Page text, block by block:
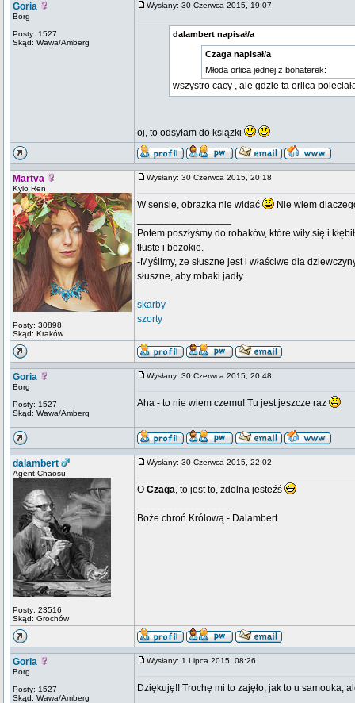
Goria
Borg
Posty: 1527
Skąd: Wawa/Amberg
Wysłany: 30 Czerwca 2015, 19:07
dalambert napisał/a
Czaga napisał/a
Młoda orlica jednej z bohaterek:
wszystro cacy , ale gdzie ta orlica
oj, to odsyłam do książki
Martva
Kylo Ren
Posty: 30898
Skąd: Kraków
Wysłany: 30 Czerwca 2015, 20:18
W sensie, obrazka nie widać
Nie wiem
Potem poszłyśmy do robaków, które wiły się i
tłuste i bezokie.
-Myślimy, ze słuszne jest i właściwe dla
słuszne, aby robaki jadły.
skarby
szorty
Goria
Borg
Posty: 1527
Skąd: Wawa/Amberg
Wysłany: 30 Czerwca 2015, 20:48
Aha - to nie wiem czemu! Tu jest jeszcze raz
dalambert
Agent Chaosu
Posty: 23516
Skąd: Grochów
Wysłany: 30 Czerwca 2015, 22:02
O Czaga, to jest to, zdolna jesteźś
Boże chroń Królową - Dalambert
Goria
Borg
Posty: 1527
Skąd: Wawa/Amberg
Wysłany: 1 Lipca 2015, 08:26
Dziękuję!! Trochę mi to zajęło, jak to u samouka,